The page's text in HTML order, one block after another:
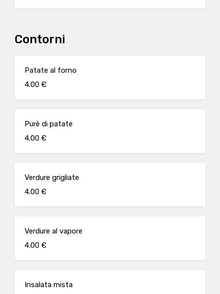
Contorni
Patate al forno
4.00 €
Purè di patate
4.00 €
Verdure grigliate
4.00 €
Verdure al vapore
4.00 €
Insalata mista